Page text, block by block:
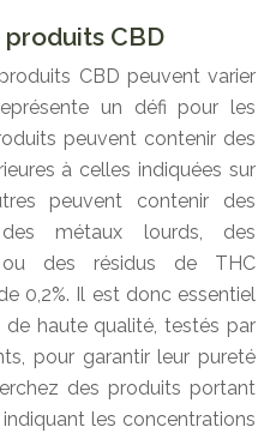
CBD
CBD peuvent varier
un défi pour les
peuvent contenir des
à celles indiquées sur
peuvent contenir des
métaux lourds, des
des résidus de THC
0,2%. Il est donc essentiel
haute qualité, testés par
pour garantir leur pureté
des produits portant
indiquant les concentrations